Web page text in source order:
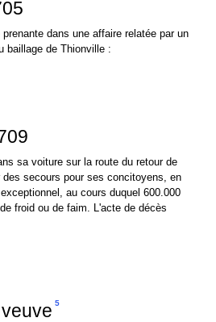
dans une affaire relatée par un
baillage de Thionville :
sa voiture sur la route du retour de
secours pour ses concitoyens, en
au cours duquel 600.000
froid ou de faim. L'acte de décès
5